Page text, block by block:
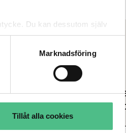
Du kan dessutom själv
Marknadsföring
Tillåt alla cookies